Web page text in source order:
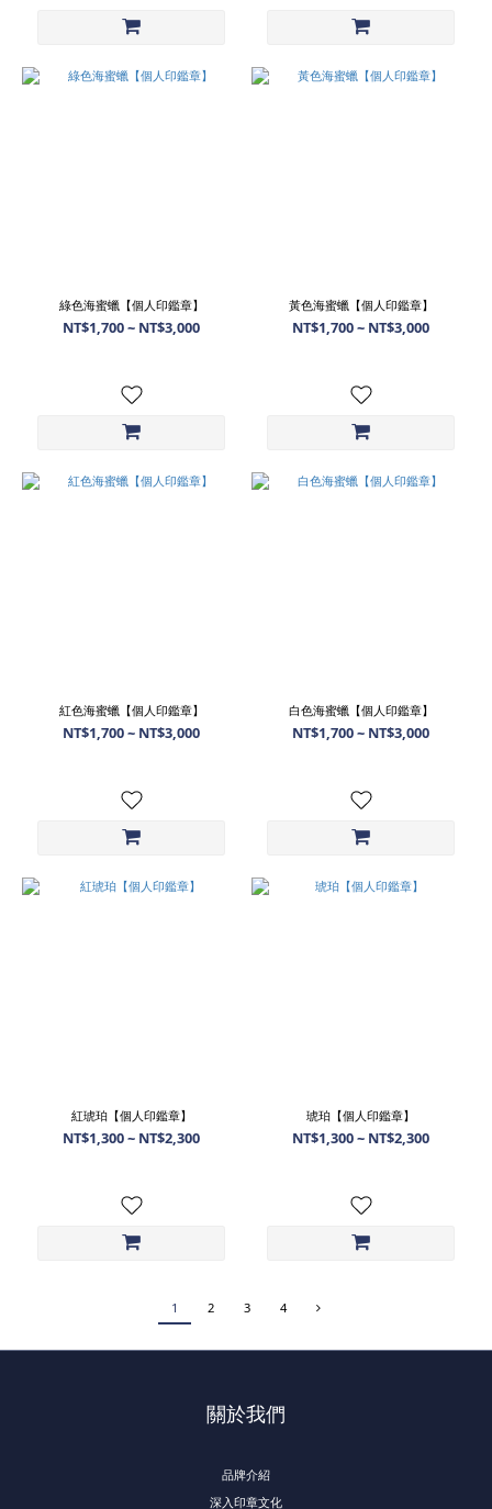
綠色海蜜蠟【個人印鑑章】
NT$1,700 ~ NT$3,000
黃色海蜜蠟【個人印鑑章】
NT$1,700 ~ NT$3,000
紅色海蜜蠟【個人印鑑章】
NT$1,700 ~ NT$3,000
白色海蜜蠟【個人印鑑章】
NT$1,700 ~ NT$3,000
紅琥珀【個人印鑑章】
NT$1,300 ~ NT$2,300
琥珀【個人印鑑章】
NT$1,300 ~ NT$2,300
1 2 3 4
關於我們
品牌介紹
深入印章文化